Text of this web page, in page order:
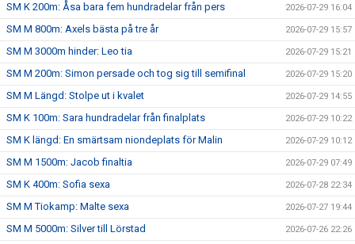
SM K 200m: Åsa bara fem hundradelar från pers 2026-07-29 16:04
SM M 800m: Axels bästa på tre år 2026-07-29 15:57
SM M 3000m hinder: Leo tia 2026-07-29 15:21
SM M 200m: Simon persade och tog sig till semifinal 2026-07-29 15:20
SM M Längd: Stolpe ut i kvalet 2026-07-29 14:55
SM K 100m: Sara hundradelar från finalplats 2026-07-29 10:22
SM K längd: En smärtsam niondeplats för Malin 2026-07-29 10:12
SM M 1500m: Jacob finaltia 2026-07-29 07:49
SM K 400m: Sofia sexa 2026-07-28 22:34
SM M Tiokamp: Malte sexa 2026-07-27 19:44
SM M 5000m: Silver till Lörstad 2026-07-26 22:26